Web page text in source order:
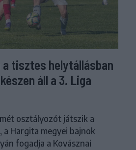
tisztes helytállásban
áll a 3. Liga
osztályozót játszik a
a Hargita megyei bajnok
fogadja a Kovásznai